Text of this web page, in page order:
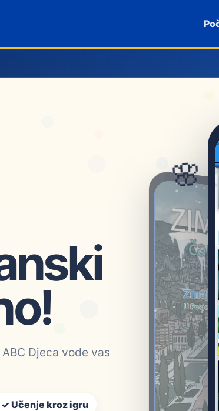
Djeca vode vas
✓ Učenje kroz igru
🌸